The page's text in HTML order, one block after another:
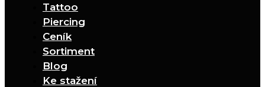
Tattoo
Piercing
Ceník
Sortiment
Blog
Ke stažení